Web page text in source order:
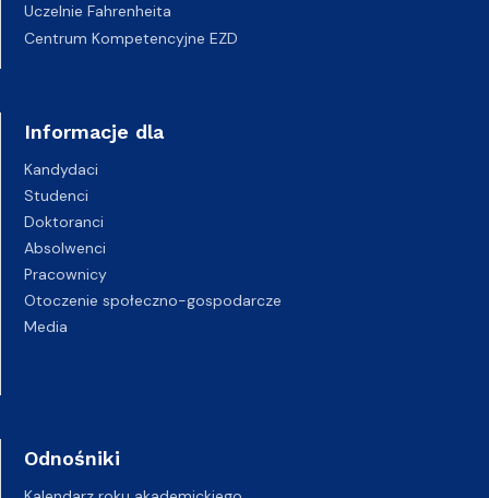
Uczelnie Fahrenheita
Centrum Kompetencyjne EZD
Informacje dla
Kandydaci
Studenci
Doktoranci
Absolwenci
Pracownicy
Otoczenie społeczno-gospodarcze
Media
Odnośniki